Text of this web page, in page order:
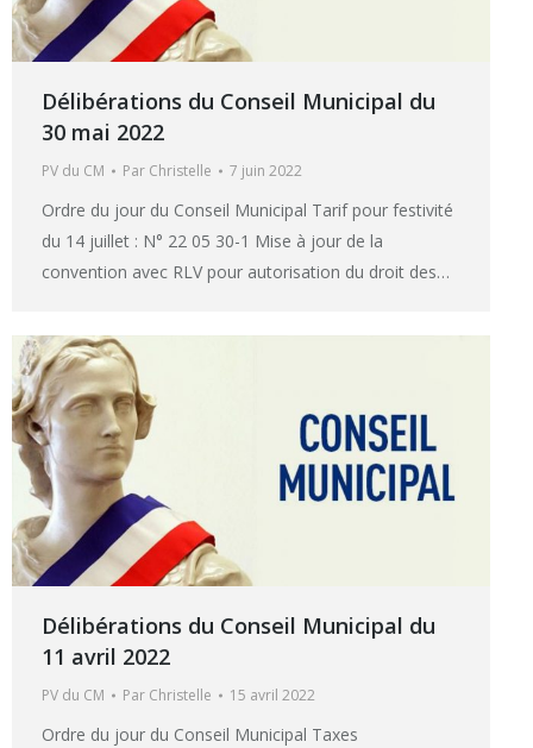
Délibérations du Conseil Municipal du
30 mai 2022
PV du CM Par Christelle 7 juin 2022
Ordre du jour du Conseil Municipal Tarif pour festivité
du 14 juillet : N° 22 05 30-1 Mise à jour de la
convention avec RLV pour autorisation du droit des…
Délibérations du Conseil Municipal du
11 avril 2022
PV du CM Par Christelle 15 avril 2022
Ordre du jour du Conseil Municipal Taxes